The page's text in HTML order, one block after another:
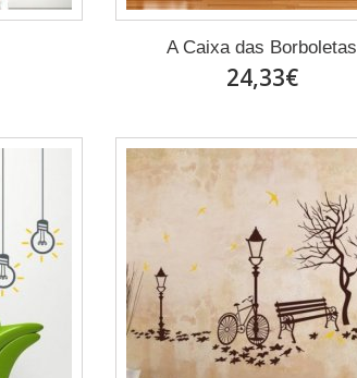
A Caixa das Borboletas
24,33€